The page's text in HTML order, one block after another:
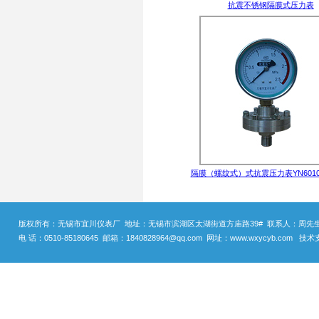
抗震不锈钢隔膜式压力表
隔膜（螺纹式）式抗震压力表
版权所有：无锡市宜川仪表厂 地址：无锡市滨湖区太湖街道方庙路39# 联系人：周先
电 话：0510-85180645 邮箱：1840828964@qq.com 网址：www.wxycyb.com 技术